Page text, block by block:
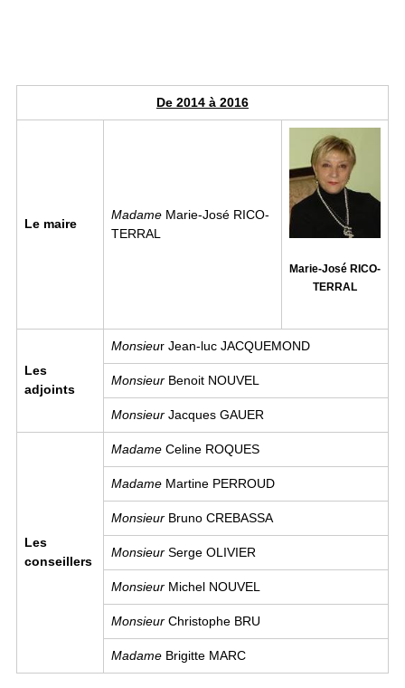
De 2014 à 2016
Le maire
Madame Marie-José RICO-
TERRAL
Image
Marie-José RICO-
TERRAL
Les
adjoints
Monsieur Jean-luc JACQUEMOND
Monsieur Benoit NOUVEL
Monsieur Jacques GAUER
Les
conseillers
Madame Celine ROQUES
Madame Martine PERROUD
Monsieur Bruno CREBASSA
Monsieur Serge OLIVIER
Monsieur Michel NOUVEL
Monsieur Christophe BRU
Madame Brigitte MARC